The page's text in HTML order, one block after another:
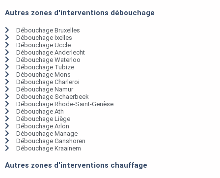
Autres zones d'interventions débouchage
Débouchage Bruxelles
Débouchage Ixelles
Débouchage Uccle
Débouchage Anderlecht
Débouchage Waterloo
Débouchage Tubize
Débouchage Mons
Débouchage Charleroi
Débouchage Namur
Débouchage Schaerbeek
Débouchage Rhode-Saint-Genèse
Débouchage Ath
Débouchage Liège
Débouchage Arlon
Débouchage Manage
Débouchage Ganshoren
Débouchage Kraainem
Autres zones d'interventions chauffage